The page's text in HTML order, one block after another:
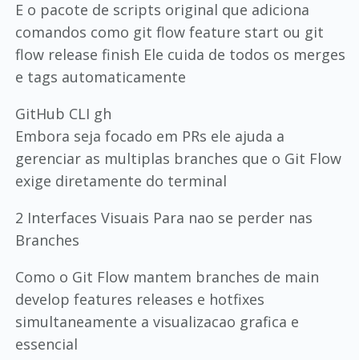
E o pacote de scripts original que adiciona
comandos como git flow feature start ou git
flow release finish Ele cuida de todos os merges
e tags automaticamente
GitHub CLI gh
Embora seja focado em PRs ele ajuda a
gerenciar as multiplas branches que o Git Flow
exige diretamente do terminal
2 Interfaces Visuais Para nao se perder nas
Branches
Como o Git Flow mantem branches de main
develop features releases e hotfixes
simultaneamente a visualizacao grafica e
essencial